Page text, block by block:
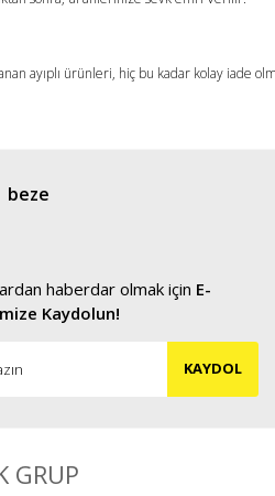
Gönder
ayıplı ürünleri, hiç bu kadar kolay iade
beze
haberdar olmak için E-
Kaydolun!
KAYDOL
GRUP